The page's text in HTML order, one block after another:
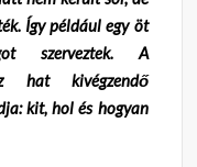
Így például egy öt
szerveztek. A
hat kivégzendő
kit, hol és hogyan